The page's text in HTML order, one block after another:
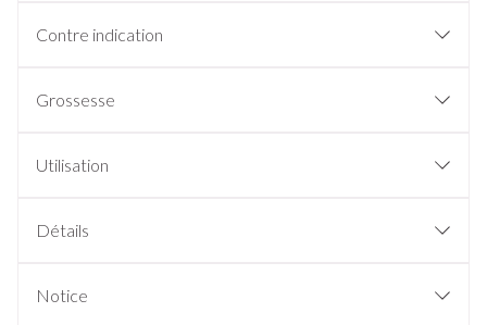
Contre indication
Grossesse
Utilisation
Détails
Notice